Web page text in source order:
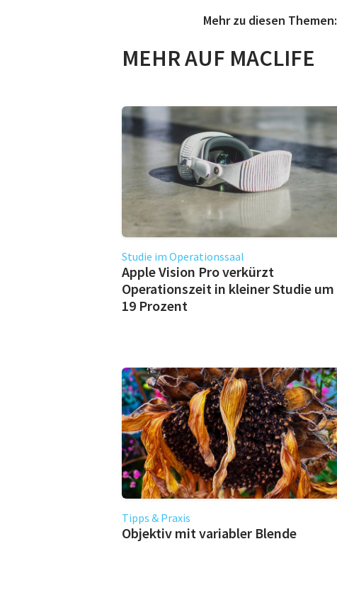
Mehr zu diesen Themen:
MEHR AUF MACLIFE
Studie im Operationssaal
Apple Vision Pro verkürzt
Operationszeit in kleiner Studie um
19 Prozent
Tipps & Praxis
Objektiv mit variabler Blende